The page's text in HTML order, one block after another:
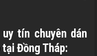
tín chuyên dán
Đồng Tháp: